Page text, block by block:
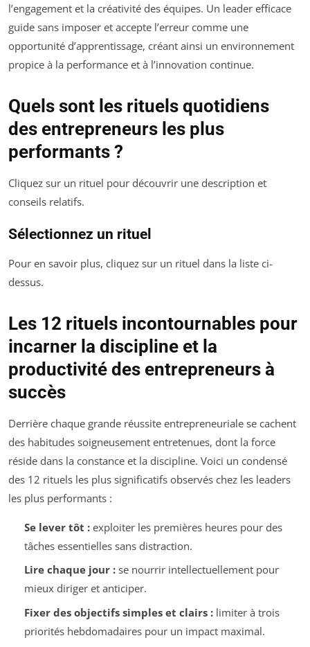
l’engagement et la créativité des équipes. Un leader efficace
guide sans imposer et accepte l’erreur comme une
opportunité d’apprentissage, créant ainsi un environnement
propice à la performance et à l’innovation continue.
Quels sont les rituels quotidiens
des entrepreneurs les plus
performants ?
Cliquez sur un rituel pour découvrir une description et
conseils relatifs.
Sélectionnez un rituel
Pour en savoir plus, cliquez sur un rituel dans la liste ci-
dessus.
Les 12 rituels incontournables pour
incarner la discipline et la
productivité des entrepreneurs à
succès
Derrière chaque grande réussite entrepreneuriale se cachent
des habitudes soigneusement entretenues, dont la force
réside dans la constance et la discipline. Voici un condensé
des 12 rituels les plus significatifs observés chez les leaders
les plus performants :
Se lever tôt :exploiter les premières heures pour des
tâches essentielles sans distraction.
Lire chaque jour :se nourrir intellectuellement pour
mieux diriger et anticiper.
Fixer des objectifs simples et clairs :limiter à trois
priorités hebdomadaires pour un impact maximal.